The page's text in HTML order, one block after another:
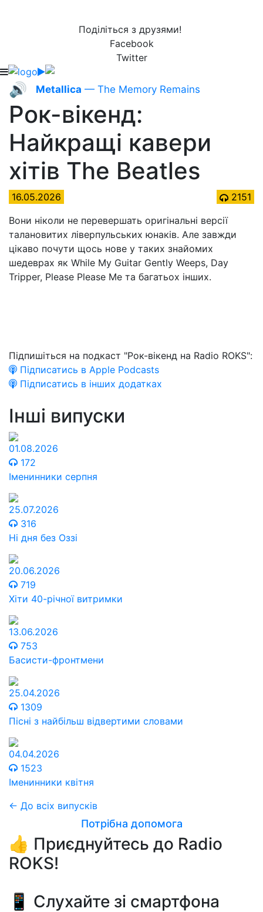
Поділіться з друзями!
Facebook
Twitter
🔊 Metallica — The Memory Remains
Рок-вікенд:
Найкращі кавери
хітів The Beatles
16.05.2026
2151
Вони ніколи не перевершать оригінальні версії
талановитих ліверпульських юнаків. Але завжди
цікаво почути щось нове у таких знайомих
шедеврах як While My Guitar Gently Weeps, Day
Tripper, Please Please Me та багатьох інших.
Підпишіться на подкаст "Рок-вікенд на Radio ROKS":
Підписатись в Apple Podcasts
Підписатись в інших додатках
Інші випуски
01.08.2026
172
Іменинники серпня
25.07.2026
316
Ні дня без Оззі
20.06.2026
719
Хіти 40-річної витримки
13.06.2026
753
Басисти-фронтмени
25.04.2026
1309
Пісні з найбільш відвертими словами
04.04.2026
1523
Іменинники квітня
← До всіх випусків
Потрібна допомога
👍 Приєднуйтесь до Radio
ROKS!
📱 Слухайте зі смартфона